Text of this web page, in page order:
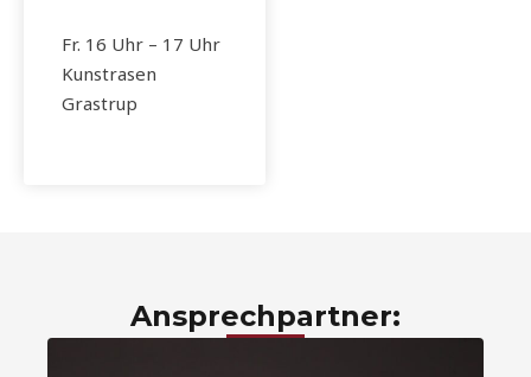
Fr. 16 Uhr – 17 Uhr
Kunstrasen
Grastrup
Ansprechpartner: